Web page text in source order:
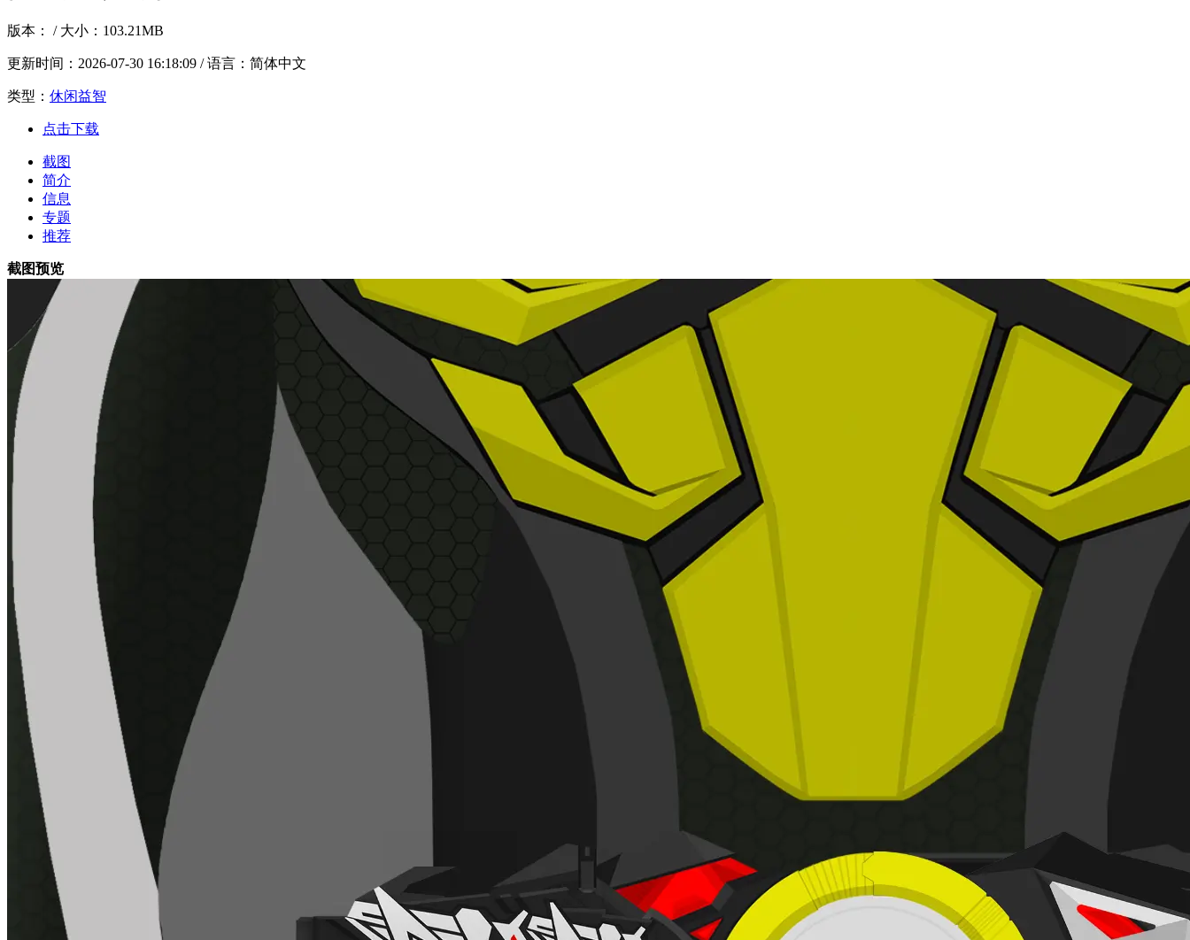
版本： / 大小：103.21MB
更新时间： 2026-07-30 16:18:09 / 语言：简体中文
类型： 休闲益智
点击下载
截图
简介
信息
专题
推荐
截图预览